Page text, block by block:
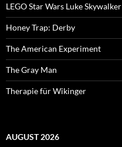
LEGO Star Wars Luke Skywalker
Honey Trap: Derby
The American Experiment
The Gray Man
Therapie für Wikinger
AUGUST 2026